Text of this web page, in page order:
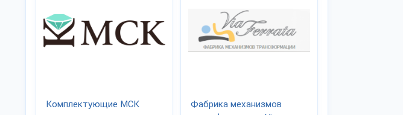
Комплектующие МСК
Фабрика механизмов